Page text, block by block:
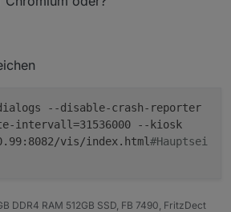
--disable-crash-reporter
intervall=31536000 --kiosk
vis/index.html#Hauptsei
DDR4 RAM 512GB SSD, FB 7490, FritzDect